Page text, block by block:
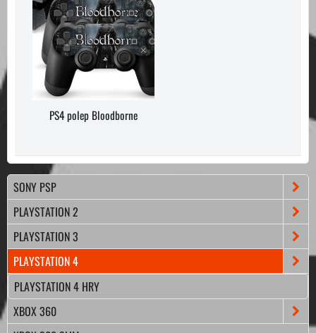
PS4 polep Bloodborne
SONY PSP
PLAYSTATION 2
PLAYSTATION 3
PLAYSTATION 4
PLAYSTATION 4 HRY
XBOX 360